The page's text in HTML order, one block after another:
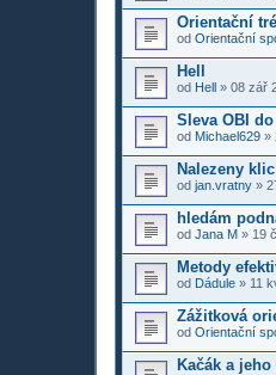
Orientační
od Orientační
Hell
od Hell » 08 zář
Sleva OBI do
od Michael629 »
Nalezeny
od jan.vratny »
hledám
od Jana M » 19
Metody
od Dádule » 11
Zážitková
od Orientační
Kačák a